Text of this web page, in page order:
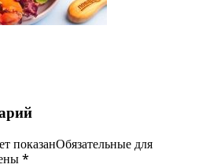
показанОбязательные для
*